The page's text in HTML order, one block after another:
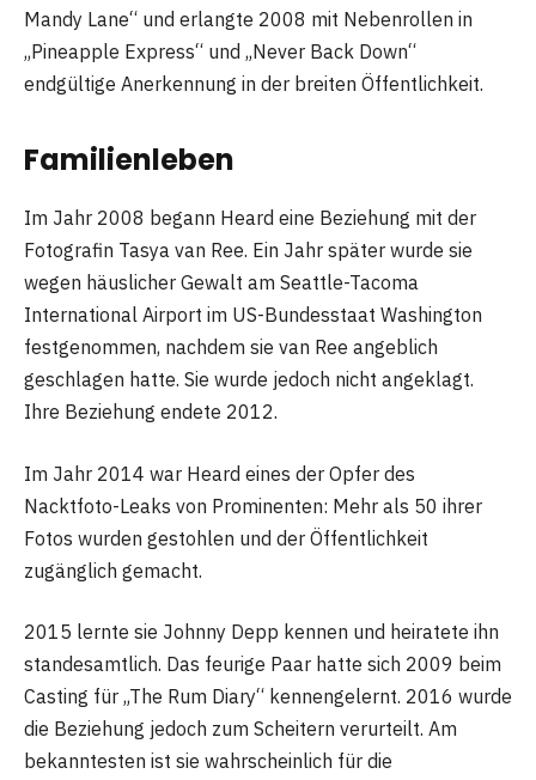
Mandy Lane“ und erlangte 2008 mit Nebenrollen in
„Pineapple Express“ und „Never Back Down“
endgültige Anerkennung in der breiten Öffentlichkeit.
Familienleben
Im Jahr 2008 begann Heard eine Beziehung mit der
Fotografin Tasya van Ree. Ein Jahr später wurde sie
wegen häuslicher Gewalt am Seattle-Tacoma
International Airport im US-Bundesstaat Washington
festgenommen, nachdem sie van Ree angeblich
geschlagen hatte. Sie wurde jedoch nicht angeklagt.
Ihre Beziehung endete 2012.
Im Jahr 2014 war Heard eines der Opfer des
Nacktfoto-Leaks von Prominenten: Mehr als 50 ihrer
Fotos wurden gestohlen und der Öffentlichkeit
zugänglich gemacht.
2015 lernte sie Johnny Depp kennen und heiratete ihn
standesamtlich. Das feurige Paar hatte sich 2009 beim
Casting für „The Rum Diary“ kennengelernt. 2016 wurde
die Beziehung jedoch zum Scheitern verurteilt. Am
bekanntesten ist sie wahrscheinlich für die